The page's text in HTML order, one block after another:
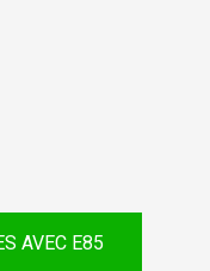
AVEC E85